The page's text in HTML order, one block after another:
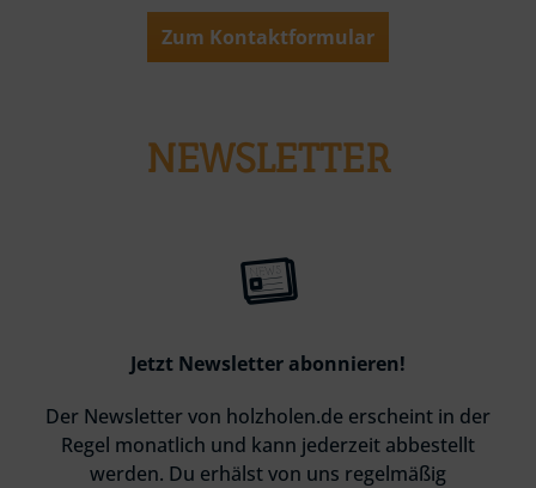
Zum Kontaktformular
NEWSLETTER
Jetzt Newsletter abonnieren!
Der Newsletter von holzholen.de erscheint in der
Regel monatlich und kann jederzeit abbestellt
werden. Du erhälst von uns regelmäßig